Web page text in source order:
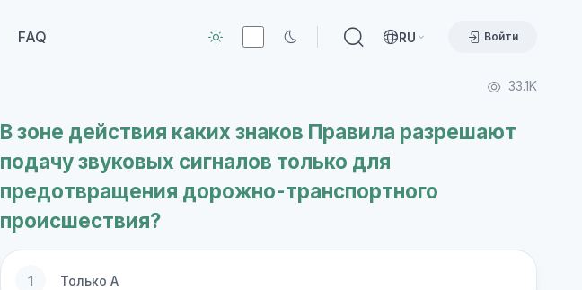
RU Войти
FAQ
33.1K
В зоне действия каких знаков Правила разрешают
подачу звуковых сигналов только для
предотвращения дорожно-транспортного
происшествия?
1 Только А